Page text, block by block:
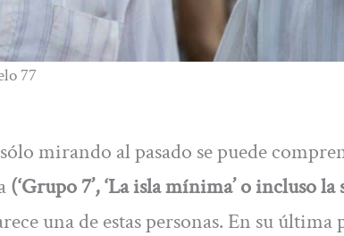
77
mirando al pasado se puede
(‘Grupo 7’, ‘La isla mínima’ o incluso la
una de estas personas. En su última